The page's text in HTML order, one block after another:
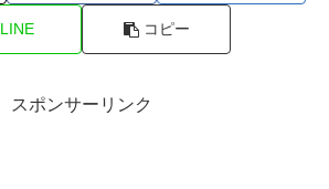
LINE コピー
スポンサーリンク